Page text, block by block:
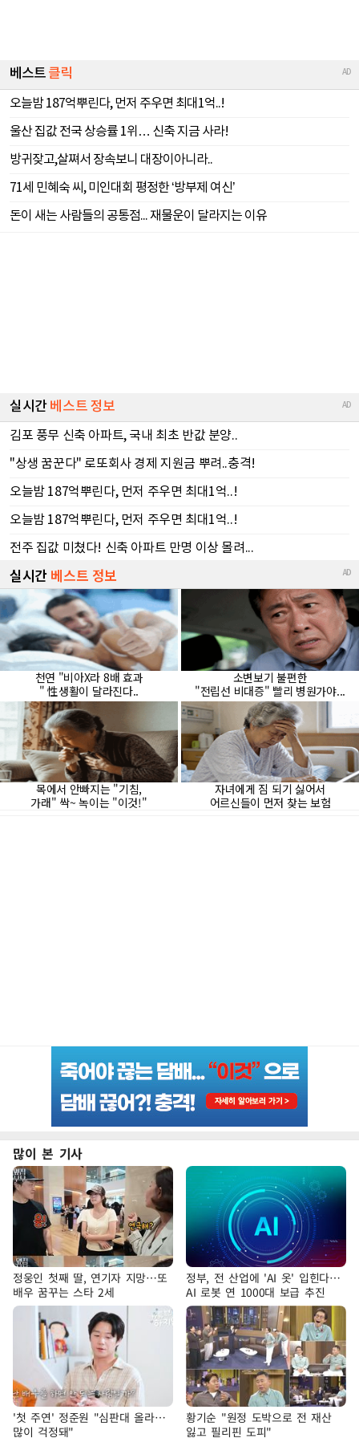
많이 본 기사
정웅인 첫째 딸, 연기자 지망…또
배우 꿈꾸는 스타 2세
정부, 전 산업에 'AI 옷' 입힌다…
AI 로봇 연 1000대 보급 추진
'첫 주연' 정준원 "심판대 올라…
많이 걱정돼"
황기순 "원정 도박으로 전 재산
잃고 필리핀 도피"